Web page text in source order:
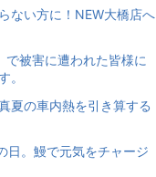
ない方に！NEW大橋店へ
で被害に遭われた皆様に
。
夏の車内熱を引き算する
日。鰻で元気をチャージ